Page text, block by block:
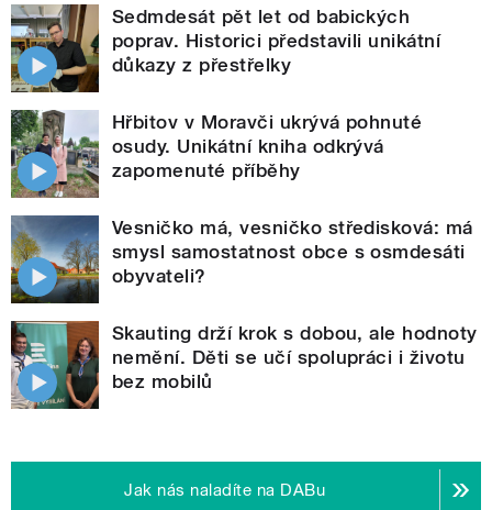
Sedmdesát pět let od babických
poprav. Historici představili unikátní
důkazy z přestřelky
Hřbitov v Moravči ukrývá pohnuté
osudy. Unikátní kniha odkrývá
zapomenuté příběhy
Vesničko má, vesničko středisková: má
smysl samostatnost obce s osmdesáti
obyvateli?
Skauting drží krok s dobou, ale hodnoty
nemění. Děti se učí spolupráci i životu
bez mobilů
Jak nás naladíte na DABu